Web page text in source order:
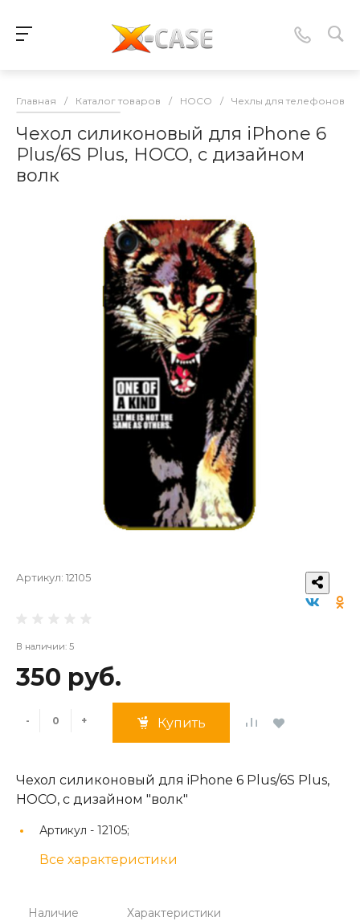
Главная / Каталог товаров / HOCO / Чехлы для телефонов
Чехол силиконовый для iPhone 6
Plus/6S Plus, HOCO, с дизайном
волк
Артикул: 12105
В наличии: 5
350 руб.
- + Купить
Чехол силиконовый для iPhone 6 Plus/6S Plus,
HOCO, с дизайном "волк"
Артикул - 12105;
Все характеристики
Наличие Характеристики